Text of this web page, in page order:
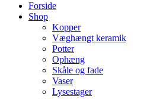
Forside
Shop
Kopper
Væghængt keramik
Potter
Ophæng
Skåle og fade
Vaser
Lysestager